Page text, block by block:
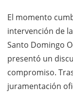
El momento
intervención de
Santo Domingo
presentó un
compromiso.
juramentación